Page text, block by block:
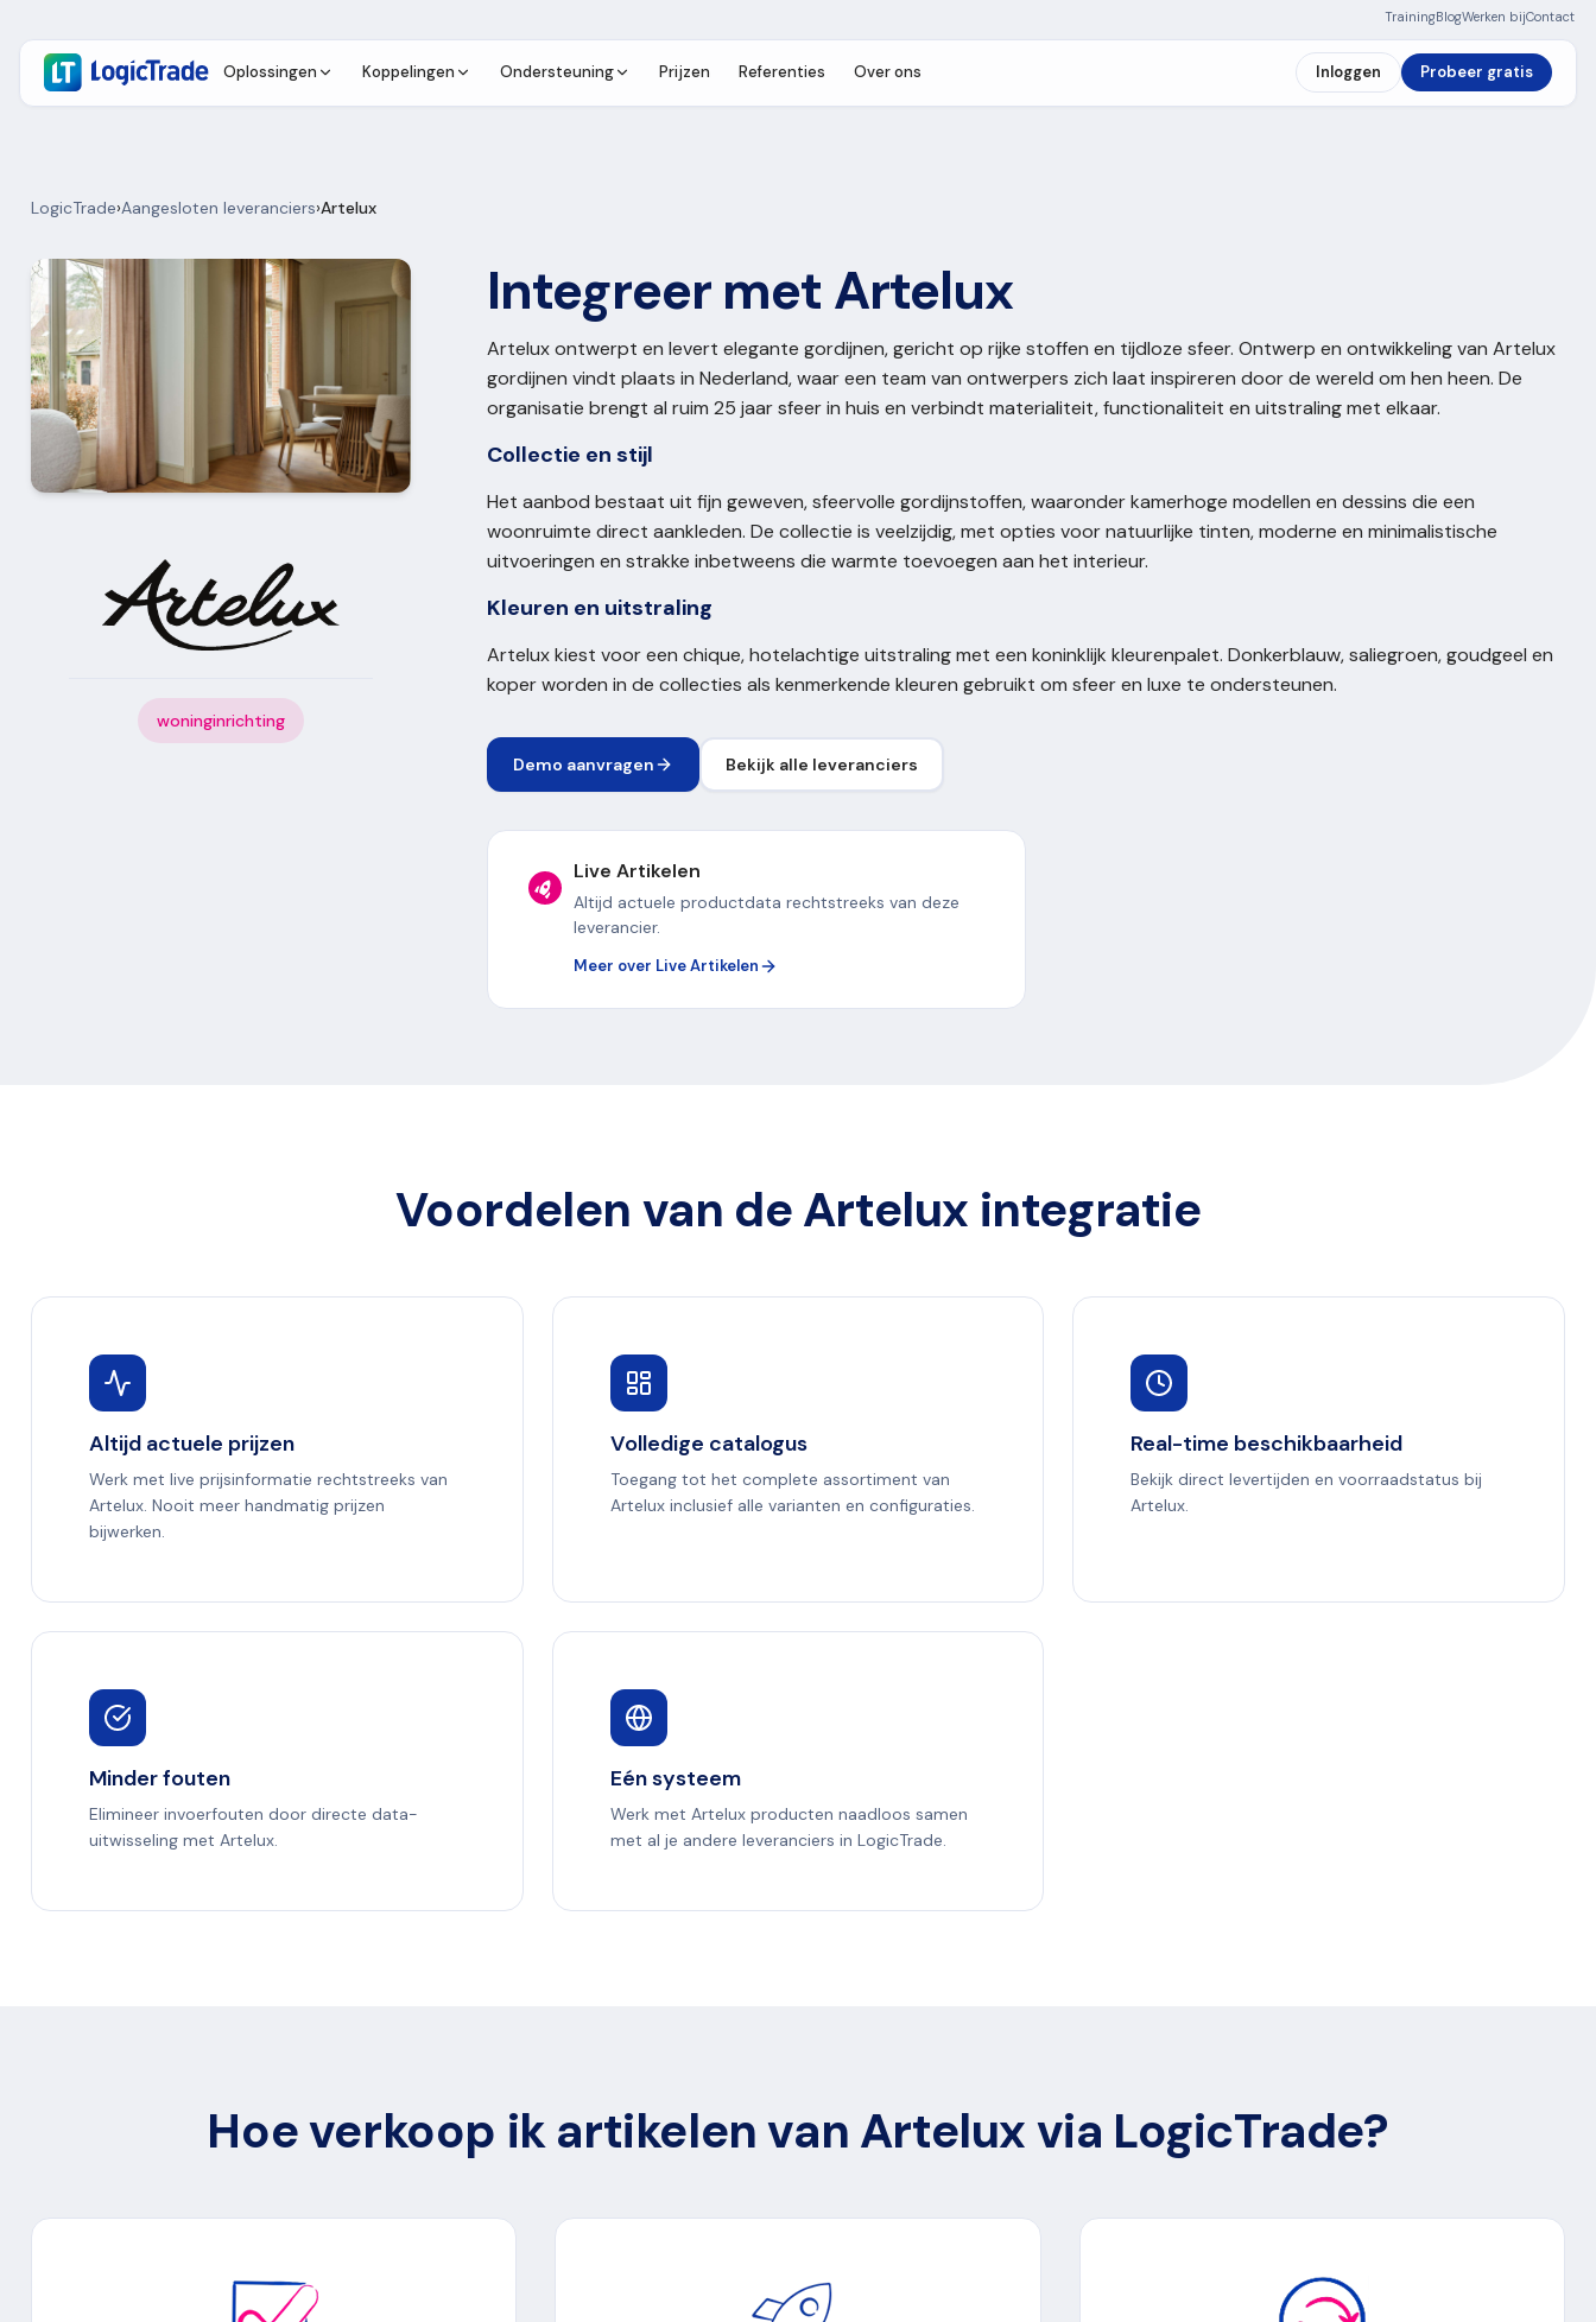
TrainingBlogWerken bijContact
Oplossingen Koppelingen Ondersteuning Prijzen Referenties Over ons Inloggen Probeer gratis
LogicTrade›Aangesloten leveranciers›Artelux
woninginrichting
Integreer met Artelux
Artelux ontwerpt en levert elegante gordijnen, gericht op rijke stoffen en tijdloze sfeer. Ontwerp en ontwikkeling van Artelux
gordijnen vindt plaats in Nederland, waar een team van ontwerpers zich laat inspireren door de wereld om hen heen. De
organisatie brengt al ruim 25 jaar sfeer in huis en verbindt materialiteit, functionaliteit en uitstraling met elkaar.
Collectie en stijl
Het aanbod bestaat uit fijn geweven, sfeervolle gordijnstoffen, waaronder kamerhoge modellen en dessins die een
woonruimte direct aankleden. De collectie is veelzijdig, met opties voor natuurlijke tinten, moderne en minimalistische
uitvoeringen en strakke inbetweens die warmte toevoegen aan het interieur.
Kleuren en uitstraling
Artelux kiest voor een chique, hotelachtige uitstraling met een koninklijk kleurenpalet. Donkerblauw, saliegroen, goudgeel en
koper worden in de collecties als kenmerkende kleuren gebruikt om sfeer en luxe te ondersteunen.
Demo aanvragen Bekijk alle leveranciers
Live Artikelen
Altijd actuele productdata rechtstreeks van deze
leverancier.
Meer over Live Artikelen
Voordelen van de Artelux integratie
Altijd actuele prijzen
Werk met live prijsinformatie rechtstreeks van
Artelux. Nooit meer handmatig prijzen
bijwerken.
Volledige catalogus
Toegang tot het complete assortiment van
Artelux inclusief alle varianten en configuraties.
Real-time beschikbaarheid
Bekijk direct levertijden en voorraadstatus bij
Artelux.
Minder fouten
Elimineer invoerfouten door directe data-
uitwisseling met Artelux.
Eén systeem
Werk met Artelux producten naadloos samen
met al je andere leveranciers in LogicTrade.
Hoe verkoop ik artikelen van Artelux via LogicTrade?